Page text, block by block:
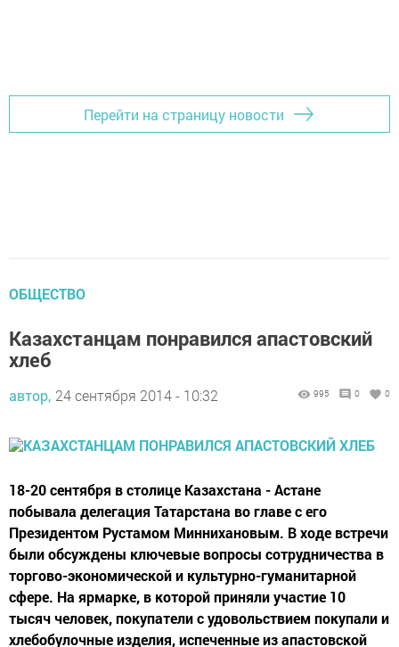
Перейти на страницу новости
ОБЩЕСТВО
Казахстанцам понравился апастовский
хлеб
автор, 24 сентября 2014 - 10:32 995 0 0
18-20 сентября в столице Казахстана - Астане
побывала делегация Татарстана во главе с его
Президентом Рустамом Миннихановым. В ходе встречи
были обсуждены ключевые вопросы сотрудничества в
торгово-экономической и культурно-гуманитарной
сфере. На ярмарке, в которой приняли участие 10
тысяч человек, покупатели с удовольствием покупали и
хлебобулочные изделия, испеченные из апастовской